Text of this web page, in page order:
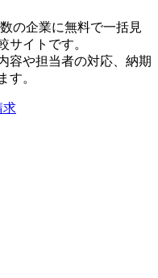
の企業に無料で一括見
サイトです。
容や担当者の対応、納期
す。